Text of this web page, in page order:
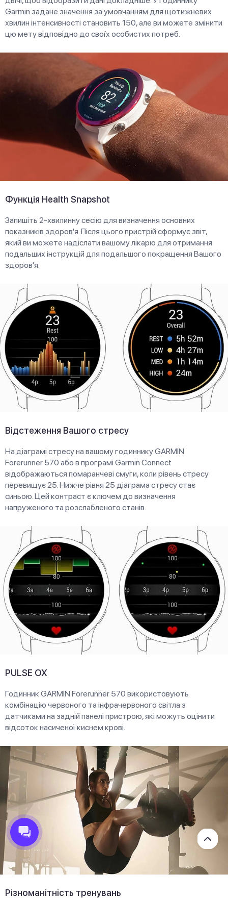
Garmin задане значення за умовчанням для щотижневих
хвилин інтенсивності становить 150, але ви можете змінити
цю мету відповідно до своїх особистих потреб.
Функція Health Snapshot
Запишіть 2-хвилинну сесію для визначення основних
показників здоров'я. Після цього пристрій сформує звіт,
який ви можете надіслати вашому лікарю для отримання
подальших інструкцій для подальшого покращення Вашого
здоров'я.
Відстеження Вашого стресу
На діаграмі стресу на вашому годиннику GARMIN
Forerunner 570 або в програмі Garmin Connect
відображаються помаранчеві смуги, коли рівень стресу
перевищує 25. Нижче рівня 25 діаграма стресу стає
синьою. Цей контраст є ключем до визначення
напруженого та розслабленого станів.
PULSE OX
Годинник GARMIN Forerunner 570 використовують
комбінацію червоного та інфрачервоного світла з
датчиками на задній панелі пристрою, які можуть оцінити
відсоток насиченої киснем крові.
Різноманітність тренувань